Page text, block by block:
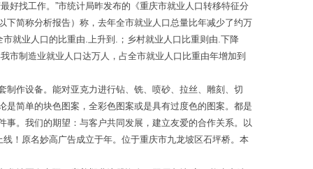
好找工作。”市统计局昨发布的《重庆市就业人口转移特征分
简称分析报告）称，去年全市就业人口总量比年减少了约万
就业人口的比重由.上升到.；乡村就业人口比重则由.下降
市制造业就业人口达万人，占全市就业人口比重由年增加到
作设备。能对亚克力进行钻、铣、喷砂、拉丝、雕刻、切
简单的块色图案，全彩色图案或是具有过度色的图案。都是
。我们的期望：与客户共同发展，建立友爱的合作关系。以
！原名妙高广告成立于年。位于重庆市九龙坡区石坪桥。本